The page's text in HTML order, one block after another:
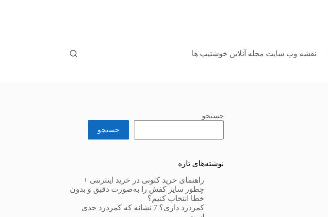
نقشه وب سایت مجله آنلاین خوشتیپ ها
جستجو
جستجو
نوشته‌های تازه
راهنمای خرید کتونی در خرید اینترنتی +
چطور سایز کفش را به‌صورت دقیق و بدون
خطا انتخاب کنیم؟
کمردرد داری؟ 7 نشانه که کمردرد جدی